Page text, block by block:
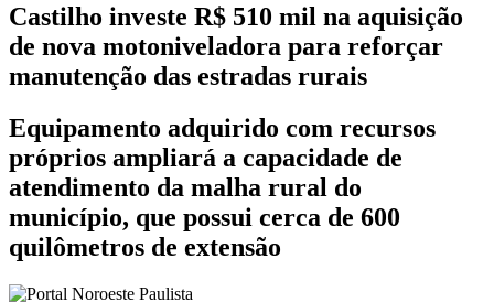
Castilho investe R$ 510 mil na aquisição
de nova motoniveladora para reforçar
manutenção das estradas rurais
Equipamento adquirido com recursos
próprios ampliará a capacidade de
atendimento da malha rural do
município, que possui cerca de 600
quilômetros de extensão